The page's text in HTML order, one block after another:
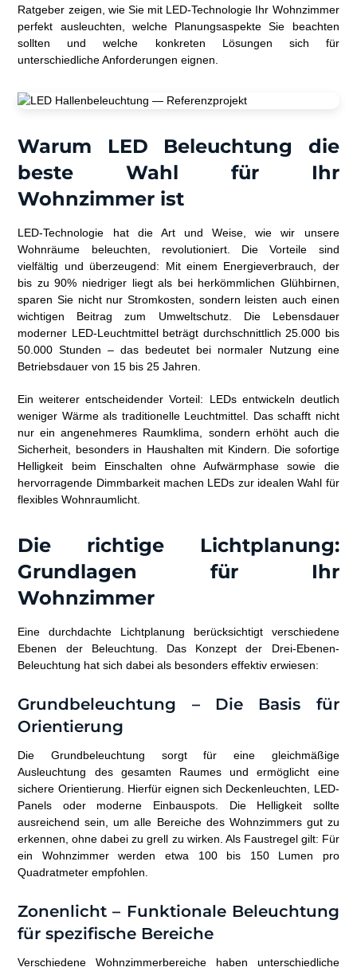
Ratgeber zeigen, wie Sie mit LED-Technologie Ihr Wohnzimmer
perfekt ausleuchten, welche Planungsaspekte Sie beachten
sollten und welche konkreten Lösungen sich für
unterschiedliche Anforderungen eignen.
Warum LED Beleuchtung die
beste Wahl für Ihr
Wohnzimmer ist
LED-Technologie hat die Art und Weise, wie wir unsere
Wohnräume beleuchten, revolutioniert. Die Vorteile sind
vielfältig und überzeugend: Mit einem Energieverbrauch, der
bis zu 90% niedriger liegt als bei herkömmlichen Glühbirnen,
sparen Sie nicht nur Stromkosten, sondern leisten auch einen
wichtigen Beitrag zum Umweltschutz. Die Lebensdauer
moderner LED-Leuchtmittel beträgt durchschnittlich 25.000 bis
50.000 Stunden – das bedeutet bei normaler Nutzung eine
Betriebsdauer von 15 bis 25 Jahren.
Ein weiterer entscheidender Vorteil: LEDs entwickeln deutlich
weniger Wärme als traditionelle Leuchtmittel. Das schafft nicht
nur ein angenehmeres Raumklima, sondern erhöht auch die
Sicherheit, besonders in Haushalten mit Kindern. Die sofortige
Helligkeit beim Einschalten ohne Aufwärmphase sowie die
hervorragende Dimmbarkeit machen LEDs zur idealen Wahl für
flexibles Wohnraumlicht.
Die richtige Lichtplanung:
Grundlagen für Ihr
Wohnzimmer
Eine durchdachte Lichtplanung berücksichtigt verschiedene
Ebenen der Beleuchtung. Das Konzept der Drei-Ebenen-
Beleuchtung hat sich dabei als besonders effektiv erwiesen:
Grundbeleuchtung – Die Basis für
Orientierung
Die Grundbeleuchtung sorgt für eine gleichmäßige
Ausleuchtung des gesamten Raumes und ermöglicht eine
sichere Orientierung. Hierfür eignen sich Deckenleuchten, LED-
Panels oder moderne Einbauspots. Die Helligkeit sollte
ausreichend sein, um alle Bereiche des Wohnzimmers gut zu
erkennen, ohne dabei zu grell zu wirken. Als Faustregel gilt: Für
ein Wohnzimmer werden etwa 100 bis 150 Lumen pro
Quadratmeter empfohlen.
Zonenlicht – Funktionale Beleuchtung
für spezifische Bereiche
Verschiedene Wohnzimmerbereiche haben unterschiedliche